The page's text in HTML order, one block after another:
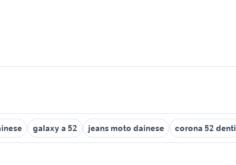
galaxy a 52 jeans moto dainese corona 52 denti